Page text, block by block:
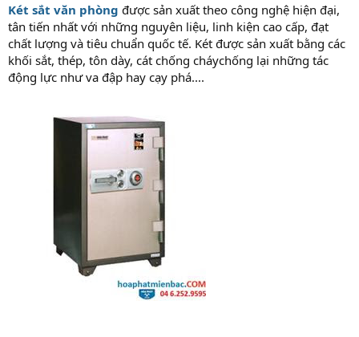
Két sắt văn phòng được sản xuất theo công nghệ hiện đại,
tân tiến nhất với những nguyên liệu, linh kiện cao cấp, đạt
chất lượng và tiêu chuẩn quốc tế. Két được sản xuất bằng các
khối sắt, thép, tôn dày, cát chống cháychống lại những tác
động lực như va đập hay cạy phá....